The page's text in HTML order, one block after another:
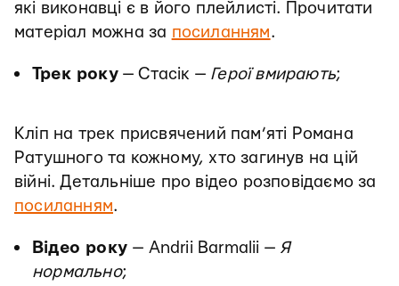
які виконавці є в його плейлисті. Прочитати
матеріал можна за посиланням.
Трек року— Стасік — Герої вмирають;
Кліп на трек присвячений пам’яті Романа
Ратушного та кожному, хто загинув на цій
війні. Детальніше про відео розповідаємо за
посиланням.
Відео року— Andrii Barmalii — Я
нормально;